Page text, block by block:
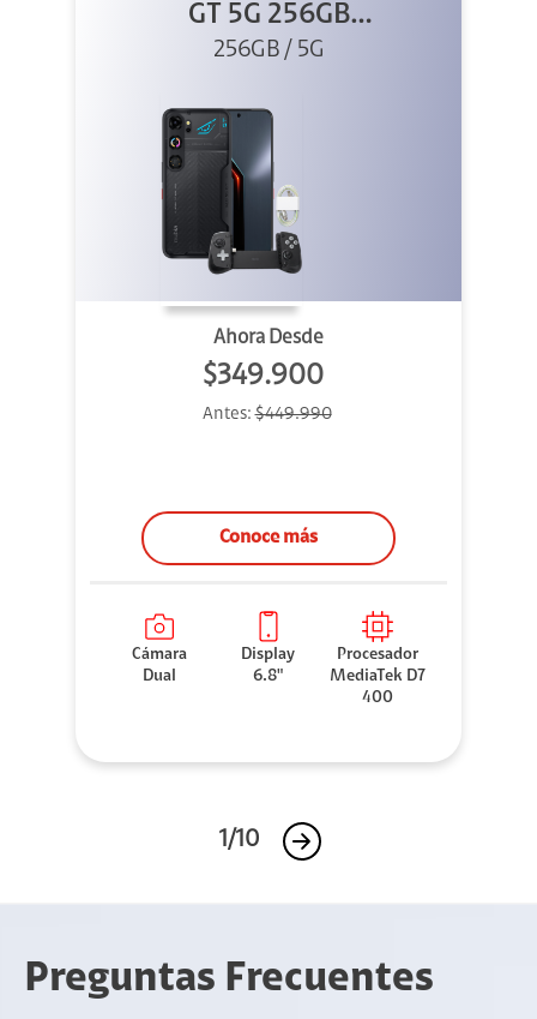
GT 5G 256GB
Negro + GPAD +
256GB / 5G
Ahora Desde
$349.900
Antes:$449.990
Conoce más
Cámara
Dual
Display
6.8"
Procesador
MediaTek D7
400
1/10
Preguntas Frecuentes